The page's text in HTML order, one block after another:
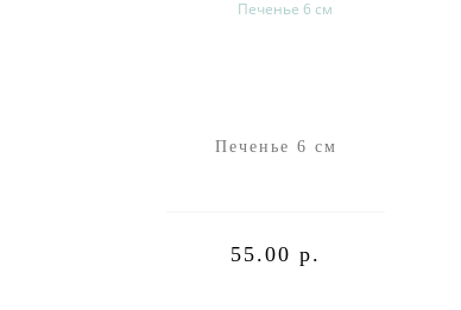
Печенье 6 см
55.00 р.